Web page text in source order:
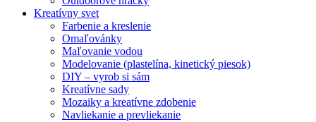
Kreatívny svet
Farbenie a kreslenie
Omaľovánky
Maľovanie vodou
Modelovanie (plastelína, kinetický piesok)
DIY – vyrob si sám
Kreatívne sady
Mozaiky a kreatívne zdobenie
Navliekanie a prevliekanie